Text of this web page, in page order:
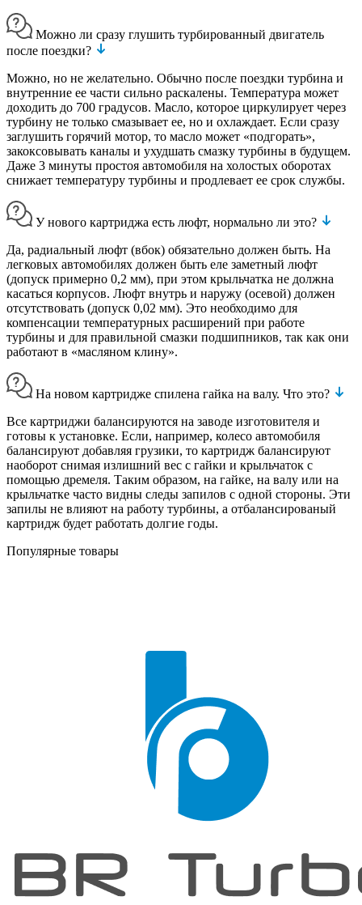
Можно ли сразу глушить турбированный двигатель
после поездки?
Можно, но не желательно. Обычно после поездки турбина и
внутренние ее части сильно раскалены. Температура может
доходить до 700 градусов. Масло, которое циркулирует через
турбину не только смазывает ее, но и охлаждает. Если сразу
заглушить горячий мотор, то масло может «подгорать»,
закоксовывать каналы и ухудшать смазку турбины в будущем.
Даже 3 минуты простоя автомобиля на холостых оборотах
снижает температуру турбины и продлевает ее срок службы.
У нового картриджа есть люфт, нормально ли это?
Да, радиальный люфт (вбок) обязательно должен быть. На
легковых автомобилях должен быть еле заметный люфт
(допуск примерно 0,2 мм), при этом крыльчатка не должна
касаться корпусов. Люфт внутрь и наружу (осевой) должен
отсутствовать (допуск 0,02 мм). Это необходимо для
компенсации температурных расширений при работе
турбины и для правильной смазки подшипников, так как они
работают в «масляном клину».
На новом картридже спилена гайка на валу. Что это?
Все картриджи балансируются на заводе изготовителя и
готовы к установке. Если, например, колесо автомобиля
балансируют добавляя грузики, то картридж балансируют
наоборот снимая излишний вес с гайки и крыльчаток с
помощью дремеля. Таким образом, на гайке, на валу или на
крыльчатке часто видны следы запилов с одной стороны. Эти
запилы не влияют на работу турбины, а отбалансированый
картридж будет работать долгие годы.
Популярные товары